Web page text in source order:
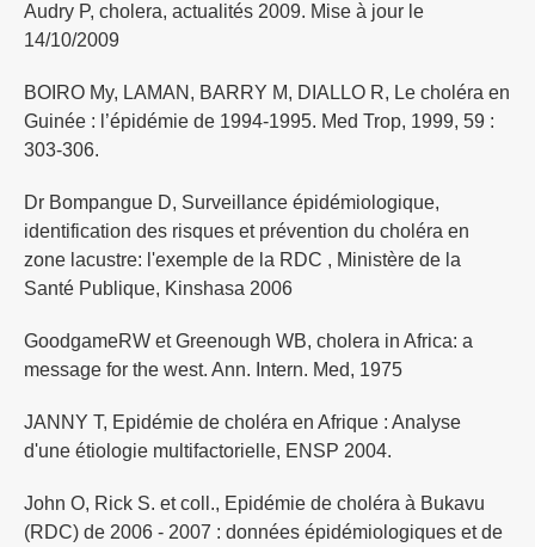
Audry P, cholera, actualités 2009. Mise à jour le
14/10/2009
BOIRO My, LAMAN, BARRY M, DIALLO R, Le choléra en
Guinée : l’épidémie de 1994-1995. Med Trop, 1999, 59 :
303-306.
Dr Bompangue D, Surveillance épidémiologique,
identification des risques et prévention du choléra en
zone lacustre: l'exemple de la RDC , Ministère de la
Santé Publique, Kinshasa 2006
GoodgameRW et Greenough WB, cholera in Africa: a
message for the west. Ann. Intern. Med, 1975
JANNY T, Epidémie de choléra en Afrique : Analyse
d'une étiologie multifactorielle, ENSP 2004.
John O, Rick S. et coll., Epidémie de choléra à Bukavu
(RDC) de 2006 - 2007 : données épidémiologiques et de